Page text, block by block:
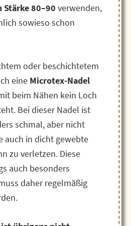
Stärke 80–90 verwenden,
sowieso schon
oder beschichtetem
eineMicrotex-Nadel
beim Nähen kein Loch
Bei dieser Nadel ist
schmal, aber nicht
auch in dicht gewebte
zu verletzen. Diese
auch besonders
daher regelmäßig